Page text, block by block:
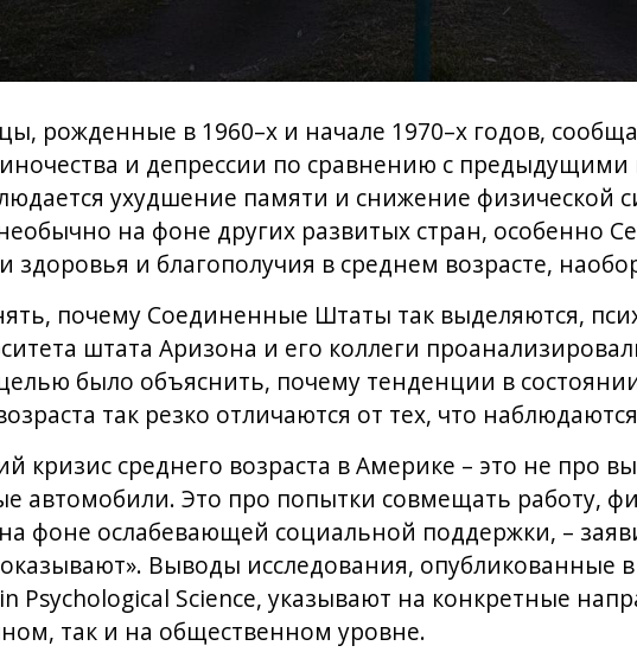
рожденные в 1960–х и начале 1970–х годов,
и депрессии по сравнению с
ухудшение памяти и снижение физической
на фоне других развитых стран, особенно
здоровья и благополучия в среднем возрасте,
почему Соединенные Штаты так выделяются,
штата Аризона и его коллеги
было объяснить, почему тенденции в
так резко отличаются от тех, что
кризис среднего возраста в Америке – это не про
автомобили. Это про попытки совмещать работу,
фоне ослабевающей социальной поддержки, –
Выводы исследования, опубликованные
Psychological Science, указывают на конкретные
так и на общественном уровне.